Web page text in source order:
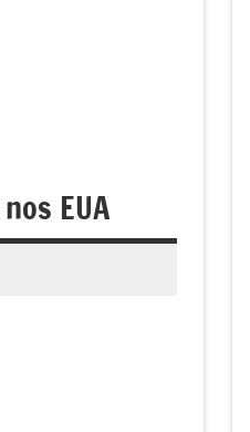
EUA